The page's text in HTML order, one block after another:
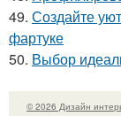
49. Создайте
фартуке
50. Выбор
© 2026 Дизайн